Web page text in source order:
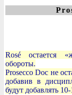
Rosé остается
обороты.
Prosecco Doc не
добавив в
будут добавлять